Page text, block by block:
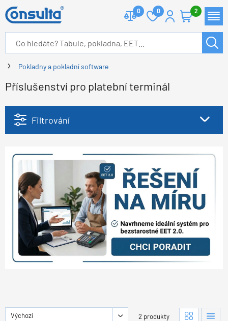
0 0 2
Pokladny a pokladní software
Příslušenství pro platební terminál
Filtrování
Výchozí 2 produkty